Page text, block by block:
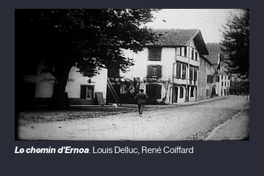
Le chemin d'Ernoa. Louis Delluc, René Coiffard